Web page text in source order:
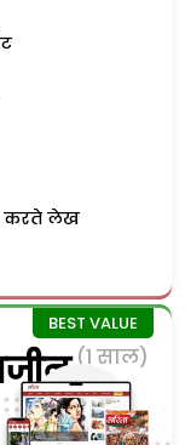
करते लेख
(1 साल)